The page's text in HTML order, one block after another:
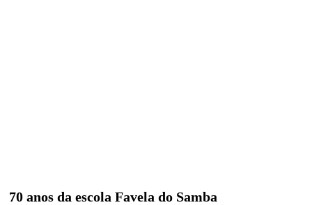
70 anos da escola Favela do Samba